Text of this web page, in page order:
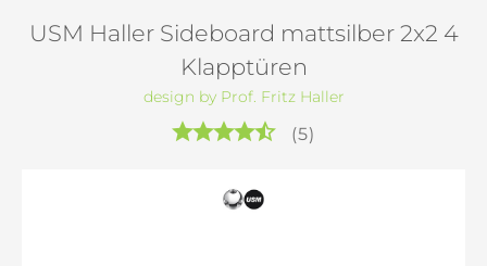
USM Haller Sideboard mattsilber 2x2 4
Klapptüren
design by Prof. Fritz Haller
(5)